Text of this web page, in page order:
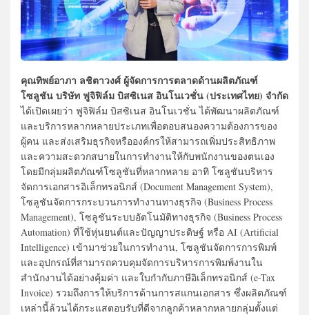
คุณทิพย์อาภา ลชิตาวงศ์ ผู้จัดการการตลาดด้านผลิตภัณฑ์
โซลูชัน บริษัท ฟูจิฟิล์ม บิสซิเนส อินโนเวชั่น (ประเทศไทย) จำกัด
ได้เปิดเผยว่า ฟูจิฟิล์ม บิสซิเนส อินโนเวชั่น ได้พัฒนาผลิตภัณฑ์
และบริการหลากหลายประเภทเพื่อตอบสนองความต้องการของ
ผู้คน และส่งเสริมธุรกิจหรือองค์กรให้สามารถเพิ่มประสิทธิภาพ
และความสะดวกสบายในการทำงานให้กับพนักงานของตนเอง
โดยมีกลุ่มผลิตภัณฑ์โซลูชันที่หลากหลาย อาทิ โซลูชันบริหาร
จัดการเอกสารอิเล็กทรอนิกส์ (Document Management System),
โซลูชันจัดการกระบวนการทำงานทางธุรกิจ (Business Process
Management), โซลูชันระบบอัตโนมัติทางธุรกิจ (Business Process
Automation) ที่ใช้หุ่นยนต์และปัญญาประดิษฐ์ หรือ AI (Artificial
Intelligence) เข้ามาช่วยในการทำงาน, โซลูชันจัดการการพิมพ์
และอุปกรณ์ที่สามารถควบคุมจัดการบริหารการพิมพ์งานใน
สำนักงานได้อย่างคุ้มค่า และใบกำกับภาษีอิเล็กทรอนิกส์ (e-Tax
Invoice) รวมถึงการให้บริการด้านการสแกนเอกสาร ซึ่งผลิตภัณฑ์
เหล่านี้ล้วนได้กระแสตอบรับที่ดีจากลูกค้าหลากหลายกลุ่มตั้งแต่